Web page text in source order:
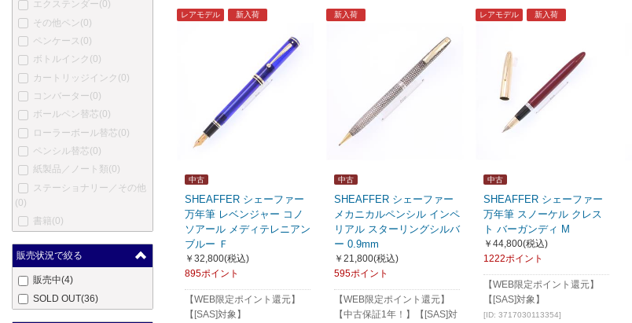
中古
レアモデル 新入荷
SHEAFFER シェーファー
万年筆 レベンジャー コノ
ソアール メディテレニアン
ブルー Ｆ
￥32,800(税込)
895ポイント
【WEB限定ポイント還元】
【[SAS]対象】
中古
新入荷
SHEAFFER シェーファー
メカニカルペンシル インペ
リアル スターリングシルバ
ー 0.9mm
￥21,800(税込)
595ポイント
【WEB限定ポイント還元】
【中古保証1年！】【[SAS]対
中古
レアモデル 新入荷
SHEAFFER シェーファー
万年筆 スノーケル クレス
ト バーガンディ M
￥44,800(税込)
1222ポイント
【WEB限定ポイント還元】
【[SAS]対象】
[ID: 3717030113354]
エクステンダー(0)
その他ペン (0)
ペンケース (0)
ボトルインク (0)
カートリッジインク (0)
コンバーター(0)
ボールペン替芯(0)
ローラーボール替芯(0)
ペンシル替芯(0)
紙製品／ノート類(0)
ステーショナリー／その他
(0)
書籍(0)
販売状況で絞る
販売中(4)
SOLD OUT(36)